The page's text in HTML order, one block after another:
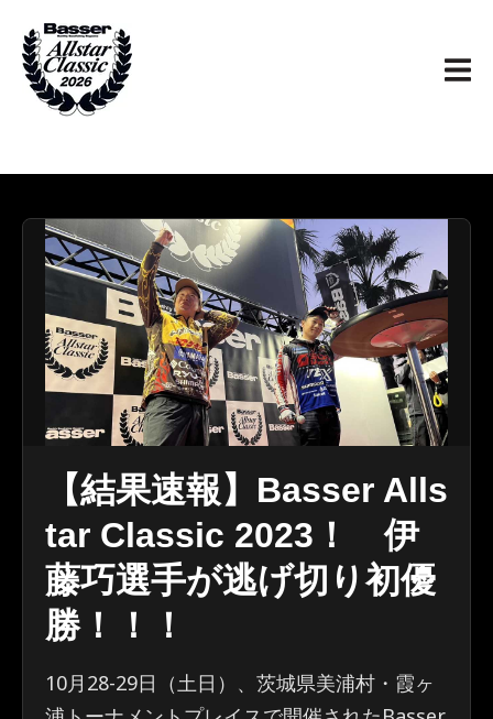
【結果速報】Basser Alls
tar Classic 2023！ 伊
藤巧選手が逃げ切り初優
勝！！！
10月28‐29日（土日）、茨城県美浦村・霞ヶ